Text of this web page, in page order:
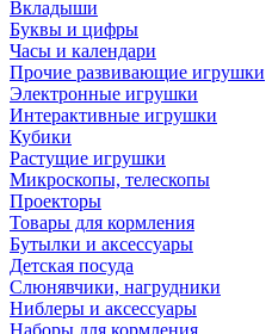
Вкладыши
Буквы и цифры
Часы и календари
Прочие развивающие игрушки
Электронные игрушки
Интерактивные игрушки
Кубики
Растущие игрушки
Микроскопы, телескопы
Проекторы
Товары для кормления
Бутылки и аксессуары
Детская посуда
Слюнявчики, нагрудники
Ниблеры и аксессуары
Наборы для кормления